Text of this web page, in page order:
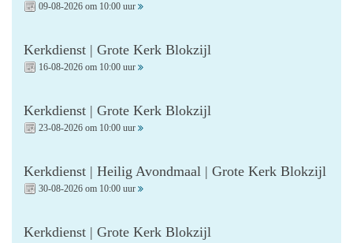
09-08-2026 om 10:00 uur
Kerkdienst | Grote Kerk Blokzijl
16-08-2026 om 10:00 uur
Kerkdienst | Grote Kerk Blokzijl
23-08-2026 om 10:00 uur
Kerkdienst | Heilig Avondmaal | Grote Kerk Blokzijl
30-08-2026 om 10:00 uur
Kerkdienst | Grote Kerk Blokzijl